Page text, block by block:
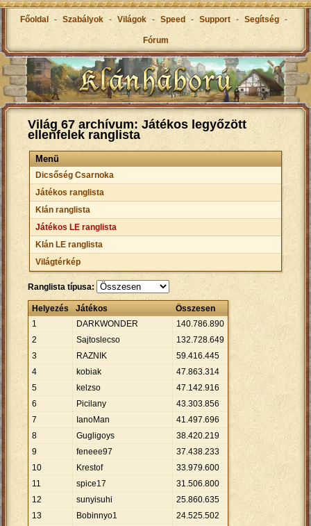
Főoldal - Szabályok - Világok - Speed - Support - Segítség -
Fórum
Világ 67 archívum: Játékos legyőzött
ellenfelek ranglista
Menü
Dicsőség Csarnoka
Játékos ranglista
Klán ranglista
Játékos LE ranglista
Klán LE ranglista
Világtérkép
Ranglista típusa:
Helyezés Játékos
Összesen
1
DARKWONDER 140.786.890
2
Sajtoslecso 132.728.649
3
RAZNIK 59.416.445
4
kobiak 47.863.314
5
kelzso 47.142.916
6
Picilany 43.303.856
7
IanoMan 41.497.696
8
Gugligoys 38.420.219
9
feneee97 37.438.233
10
Krestof 33.979.600
11
spice17 31.506.800
12
sunyisuhi 25.860.635
13
Bobinnyo1 24.525.502